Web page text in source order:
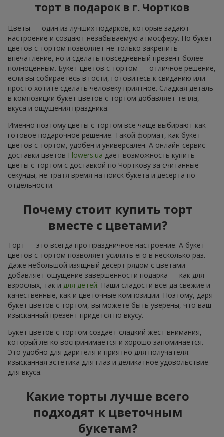
торт в подарок в г. Чортков
Цветы — один из лучших подарков, которые задают
настроение и создают незабываемую атмосферу. Но букет
цветов с тортом позволяет не только закрепить
впечатление, но и сделать повседневный презент более
полноценным. Букет цветов с тортом — отличное решение,
если вы собираетесь в гости, готовитесь к свиданию или
просто хотите сделать человеку приятное. Сладкая деталь
в композиции букет цветов с тортом добавляет тепла,
вкуса и ощущения праздника.
Именно поэтому цветы с тортом всё чаще выбирают как
готовое подарочное решение. Такой формат, как букет
цветов с тортом, удобен и универсален. А онлайн-сервис
доставки цветов Flowers.ua даёт возможность купить
цветы с тортом с доставкой по Чорткову за считанные
секунды, не тратя время на поиск букета и десерта по
отдельности.
Почему стоит купить торт
вместе с цветами?
Торт — это всегда про праздничное настроение. А букет
цветов с тортом позволяет усилить его в несколько раз.
Даже небольшой изящный десерт рядом с цветами
добавляет ощущение завершённости подарка — как для
взрослых, так и для детей. Наши сладости всегда свежие и
качественные, как и цветочные композиции. Поэтому, даря
букет цветов с тортом, вы можете быть уверены, что ваш
изысканный презент придётся по вкусу.
Букет цветов с тортом создаёт сладкий жест внимания,
который легко воспринимается и хорошо запоминается.
Это удобно для дарителя и приятно для получателя:
изысканная эстетика для глаз и деликатное удовольствие
для вкуса.
Какие торты лучше всего
подходят к цветочным
букетам?